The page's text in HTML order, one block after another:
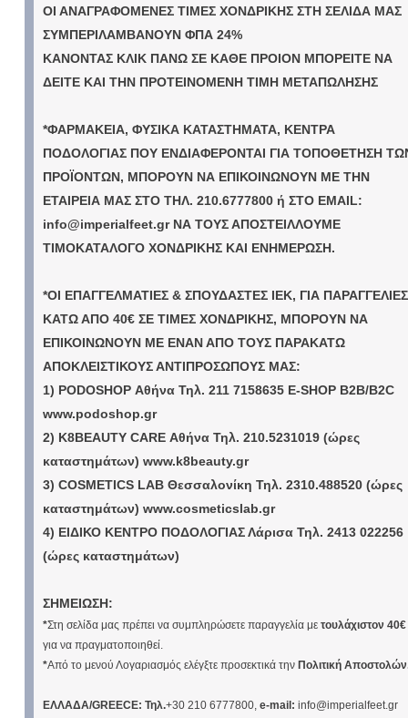
ΟΙ ΑΝΑΓΡΑΦΟΜΕΝΕΣ ΤΙΜΕΣ ΧΟΝΔΡΙΚΗΣ ΣΤΗ ΣΕΛΙΔΑ ΜΑΣ
ΣΥΜΠΕΡΙΛΑΜΒΑΝΟΥΝ ΦΠΑ 24%
ΚΑΝΟΝΤΑΣ ΚΛΙΚ ΠΑΝΩ ΣΕ ΚΑΘΕ ΠΡΟΙΟΝ ΜΠΟΡΕΙΤΕ ΝΑ
ΔΕΙΤΕ ΚΑΙ ΤΗΝ ΠΡΟΤΕΙΝΟΜΕΝΗ ΤΙΜΗ ΜΕΤΑΠΩΛΗΣΗΣ
*ΦΑΡΜΑΚΕΙΑ, ΦΥΣΙΚΑ ΚΑΤΑΣΤΗΜΑΤΑ, ΚΕΝΤΡΑ
ΠΟΔΟΛΟΓΙΑΣ ΠΟΥ ΕΝΔΙΑΦΕΡΟΝΤΑΙ ΓΙΑ ΤΟΠΟΘΕΤΗΣΗ
ΠΡΟΪΟΝΤΩΝ, ΜΠΟΡΟΥΝ ΝΑ ΕΠΙΚΟΙΝΩΝΟΥΝ ΜΕ ΤΗΝ
ΕΤΑΙΡΕΙΑ ΜΑΣ ΣΤΟ ΤΗΛ. 210.6777800 ή ΣΤΟ EMAIL:
info@imperialfeet.grΝΑ ΤΟΥΣ ΑΠΟΣΤΕΙΛΛΟΥΜΕ
ΤΙΜΟΚΑΤΑΛΟΓΟ ΧΟΝΔΡΙΚΗΣ ΚΑΙ ΕΝΗΜΕΡΩΣΗ.
*ΟΙ ΕΠΑΓΓΕΛΜΑΤΙΕΣ & ΣΠΟΥΔΑΣΤΕΣ ΙΕΚ, ΓΙΑ ΠΑΡΑΓΓΕΛΙΕΣ
ΚΑΤΩ ΑΠΟ 40€ ΣΕ ΤΙΜΕΣ ΧΟΝΔΡΙΚΗΣ, ΜΠΟΡΟΥΝ ΝΑ
ΕΠΙΚΟΙΝΩΝΟΥΝ ΜΕ ΕΝΑΝ ΑΠΟ ΤΟΥΣ ΠΑΡΑΚΑΤΩ
ΑΠΟΚΛΕΙΣΤΙΚΟΥΣ ΑΝΤΙΠΡΟΣΩΠΟΥΣ ΜΑΣ:
1) PODOSHOP Αθήνα Τηλ. 211 7158635 E-SHOP B2B/B2C
www.podoshop.gr
2) K8BEAUTY CARE Αθήνα Τηλ. 210.5231019 (ώρες
καταστημάτων) www.k8beauty.gr
3) COSMETICS LAB Θεσσαλονίκη Τηλ. 2310.488520 (ώρες
καταστημάτων) www.cosmeticslab.gr
4) ΕΙΔΙΚΟ ΚΕΝΤΡΟ ΠΟΔΟΛΟΓΙΑΣ Λάρισα Τηλ. 2413 022256
(ώρες καταστημάτων)
ΣΗΜΕΙΩΣΗ:
*Στη σελίδα μας πρέπει να συμπληρώσετε παραγγελία με τουλάχιστον 40€
για να πραγματοποιηθεί.
*Από το μενού Λογαριασμός ελέγξτε προσεκτικά την Πολιτική
ΕΛΛΑΔΑ/GREECE: Τηλ.+30 210 6777800, e-mail: info@imperialfeet.gr